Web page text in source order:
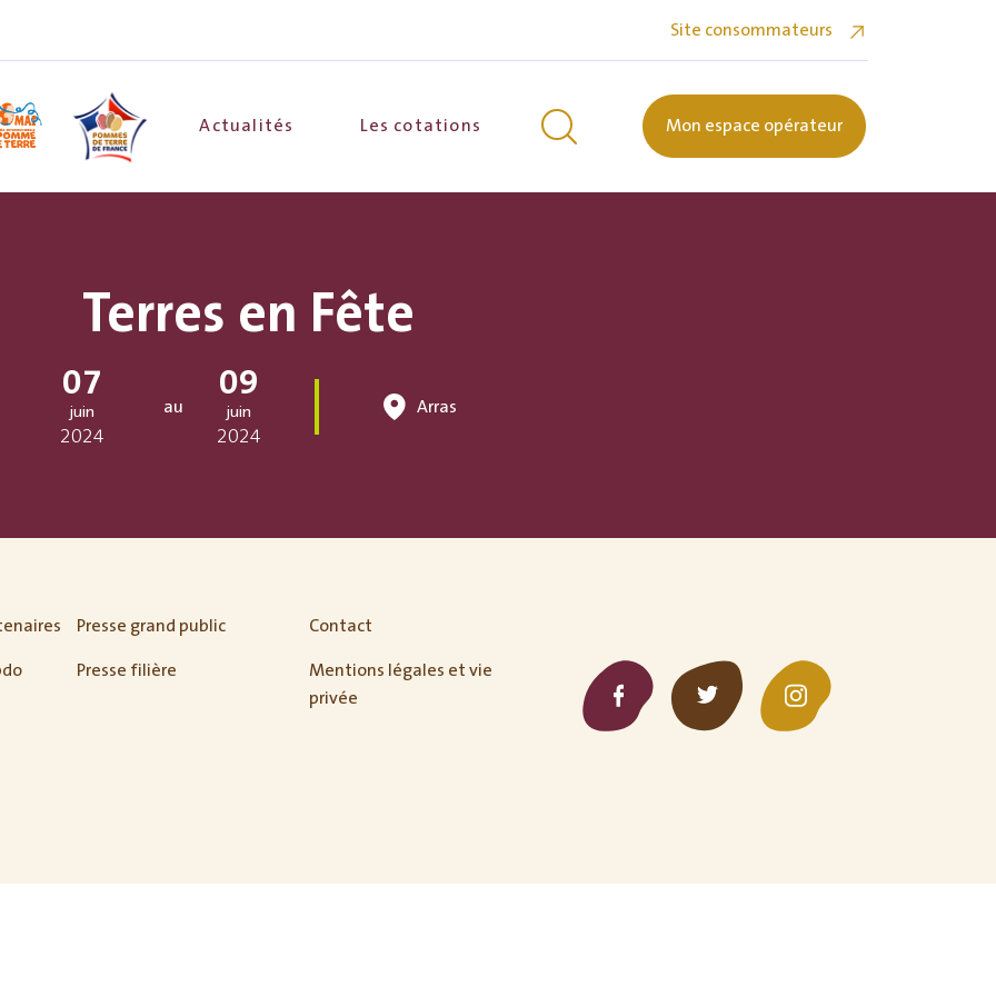
Site consommateurs
Actualités Les cotations Mon espace opérateur
Terres en Fête
07
juin
2024
au
09
juin
2024
Arras
Presse grand public Contact
Presse filière
Mentions légales et vie
privée